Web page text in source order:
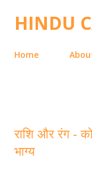
HINDU
Home
राशि और रंग -
भाग्य